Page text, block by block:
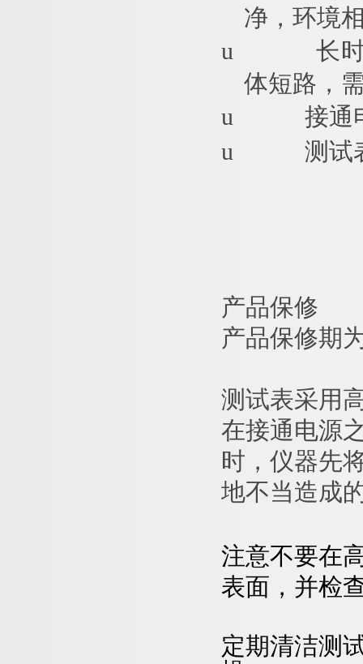
净，环境
u
长
体短路，
u 接通
u 测试
产品保修
产品保修期
测试表采用
在接通电源
时，仪器先
地不当造成
注意不要在
表面 ， 并检
定期清洁测